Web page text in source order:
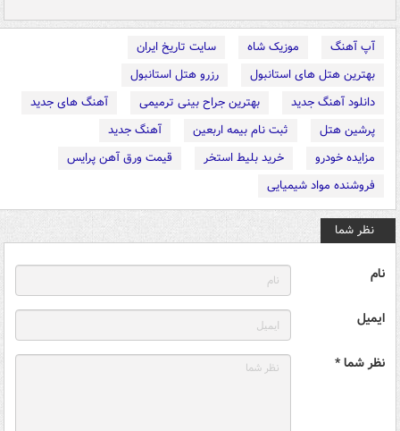
آپ آهنگ موزیک شاه
سایت تاریخ ایران
بهترین هتل های استانبول
رزرو هتل استانبول
دانلود آهنگ جدید
بهترین جراح بینی ترمیمی
آهنگ های جدید
پرشین هتل
ثبت نام بیمه اربعین
آهنگ جدید
مزایده خودرو
خرید بلیط استخر
قیمت ورق آهن پرایس
فروشنده مواد شیمیایی
نظر شما
نام
ایمیل
نظر شما *